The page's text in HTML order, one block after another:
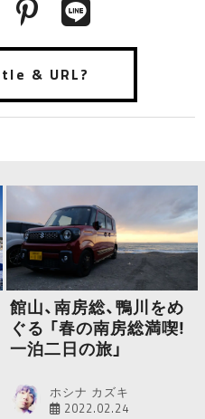
館山、南房総、鴨川をめ
ぐる 「春の南房総満喫!
一泊二日の旅」
ホシナ カズキ
2022.02.24